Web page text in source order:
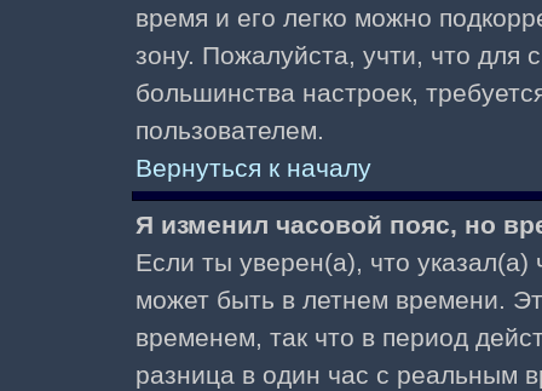
время и его легко можно
зону. Пожалуйста, учти, что для
большинства настроек,
пользователем.
Вернуться к началу
Я изменил часовой пояс, но
Если ты уверен(а), что
может быть в летнем времени.
временем, так что в период
разница в один час с реальным